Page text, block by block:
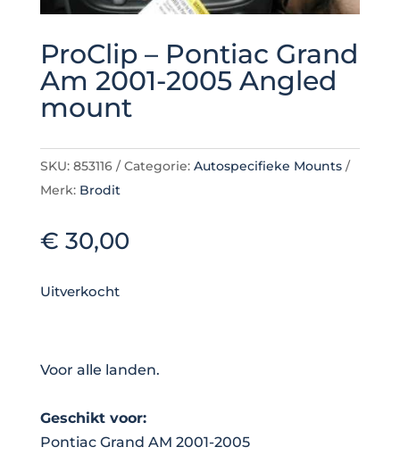
ProClip – Pontiac Grand
Am 2001-2005 Angled
mount
SKU: 853116 Categorie: Autospecifieke Mounts
Merk: Brodit
€ 30,00
Uitverkocht
Voor alle landen.
Geschikt voor:
Pontiac Grand AM 2001-2005